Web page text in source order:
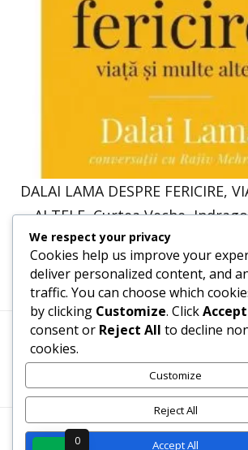
DALAI LAMA DESPRE FERICIRE,
ALTELE, Curtea Veche,
47,57lei
Termeni, Condiții & Protecția Datelor
WWW.RECENZII-CARTI.RO ©2026
We respect your privacy
Cookies help us improve your
deliver personalized content, and
traffic. You can choose which
by clicking Customize. Click
consent or Reject All to decline
cookies.
Customize
Reject All
Accept All
0